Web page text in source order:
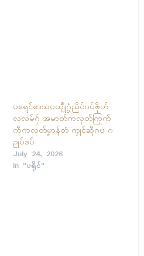
ပရေၚ်ဒေသပယျဵုဂွံညိၚ်ဝပ်ၜိုဟ်
လလမ်ဂှ် အမာတ်ကလုတ်ကြုက်
ကဵုကလုတ်ပၞာန်တံ ကၠုၚ်ဆဵုဂဗ ဂ
ဥုပ်ဒပ်
July 24, 2026
In "ပရိုၚ်"